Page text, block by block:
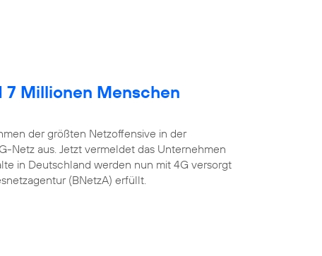
Millionen Menschen
der größten Netzoffensive in der
Netz aus. Jetzt vermeldet das Unternehmen
in Deutschland werden nun mit 4G versorgt
(BNetzA) erfüllt.